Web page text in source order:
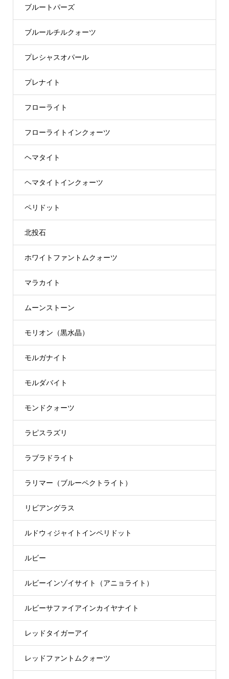
ブルートパーズ
ブルールチルクォーツ
プレシャスオパール
プレナイト
フローライト
フローライトインクォーツ
ヘマタイト
ヘマタイトインクォーツ
ペリドット
北投石
ホワイトファントムクォーツ
マラカイト
ムーンストーン
モリオン（黒水晶）
モルガナイト
モルダバイト
モンドクォーツ
ラピスラズリ
ラブラドライト
ラリマー（ブルーペクトライト）
リビアングラス
ルドウィジャイトインペリドット
ルビー
ルビーインゾイサイト（アニョライト）
ルビーサファイアインカイヤナイト
レッドタイガーアイ
レッドファントムクォーツ